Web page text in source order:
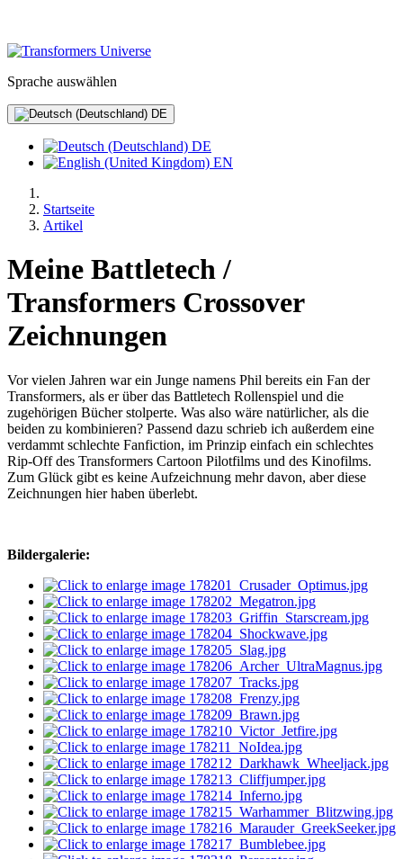
Sprache auswählen
DE
DE
EN
Startseite
Artikel
Meine Battletech /
Transformers Crossover
Zeichnungen
Vor vielen Jahren war ein Junge namens Phil bereits ein Fan der
Transformers, als er über das Battletech Rollenspiel und die
zugehörigen Bücher stolperte. Was also wäre natürlicher, als die
beiden zu kombinieren? Passend dazu schrieb ich außerdem eine
verdammt schlechte Fanfiction, im Prinzip einfach ein schlechtes
Rip-Off des Transformers Cartoon Pilotfilms und des Kinofilms.
Zum Glück gibt es keine Aufzeichnung mehr davon, aber diese
Zeichnungen hier haben überlebt.
Bildergalerie: